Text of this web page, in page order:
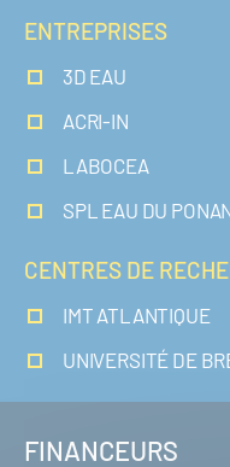
ENTREPRISES
3D EAU
ACRI-IN
LABOCEA
SPL EAU DU
CENTRES DE
IMT ATLANTIQUE
UNIVERSITÉ DE
FINANCEURS